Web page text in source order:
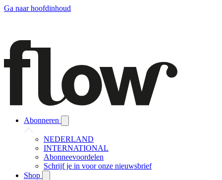
Ga naar hoofdinhoud
Abonneren
NEDERLAND
INTERNATIONAL
Abonneevoordelen
Schrijf je in voor onze nieuwsbrief
Shop